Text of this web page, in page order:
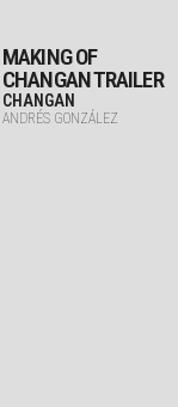
MAKING OF
CHANGAN TRAILER
CHANGAN
ANDRÉS GONZÁLEZ